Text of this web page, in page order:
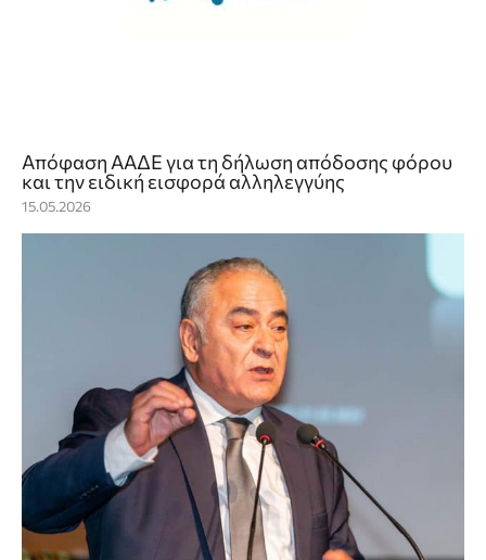
Aπόφαση ΑΑΔΕ για τη δήλωση απόδοσης φόρου
και την ειδική εισφορά αλληλεγγύης
15.05.2026